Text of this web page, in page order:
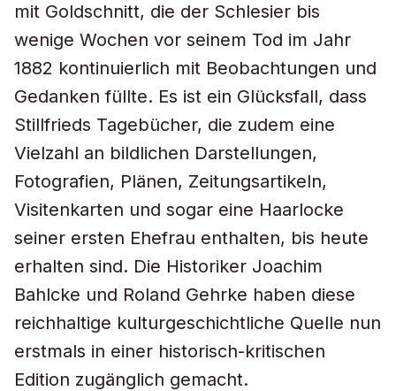
mit Goldschnitt, die der Schlesier bis
wenige Wochen vor seinem Tod im Jahr
1882 kontinuierlich mit Beobachtungen und
Gedanken füllte. Es ist ein Glücksfall, dass
Stillfrieds Tagebücher, die zudem eine
Vielzahl an bildlichen Darstellungen,
Fotografien, Plänen, Zeitungsartikeln,
Visitenkarten und sogar eine Haarlocke
seiner ersten Ehefrau enthalten, bis heute
erhalten sind. Die Historiker Joachim
Bahlcke und Roland Gehrke haben diese
reichhaltige kulturgeschichtliche Quelle nun
erstmals in einer historisch-kritischen
Edition zugänglich gemacht.